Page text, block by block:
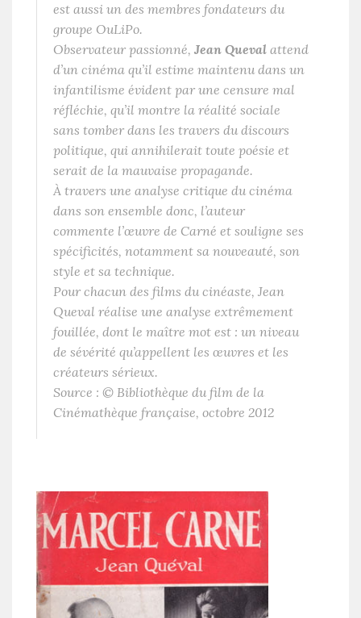
est aussi un des membres fondateurs du
groupe OuLiPo.
Observateur passionné, Jean Queval attend
d’un cinéma qu’il estime maintenu dans un
infantilisme évident par une censure mal
réfléchie, qu’il montre la réalité sociale
sans tomber dans les travers du discours
politique, qui annihilerait toute poésie et
serait de la mauvaise propagande.
À travers une analyse critique du cinéma
dans son ensemble donc, l’auteur
commente l’œuvre de Carné et souligne ses
spécificités, notamment sa nouveauté, son
style et sa technique.
Pour chacun des films du cinéaste, Jean
Queval réalise une analyse extrêmement
fouillée, dont le maître mot est : un niveau
de sévérité qu’appellent les œuvres et les
créateurs sérieux.
Source : © Bibliothèque du film de la
Cinémathèque française, octobre 2012